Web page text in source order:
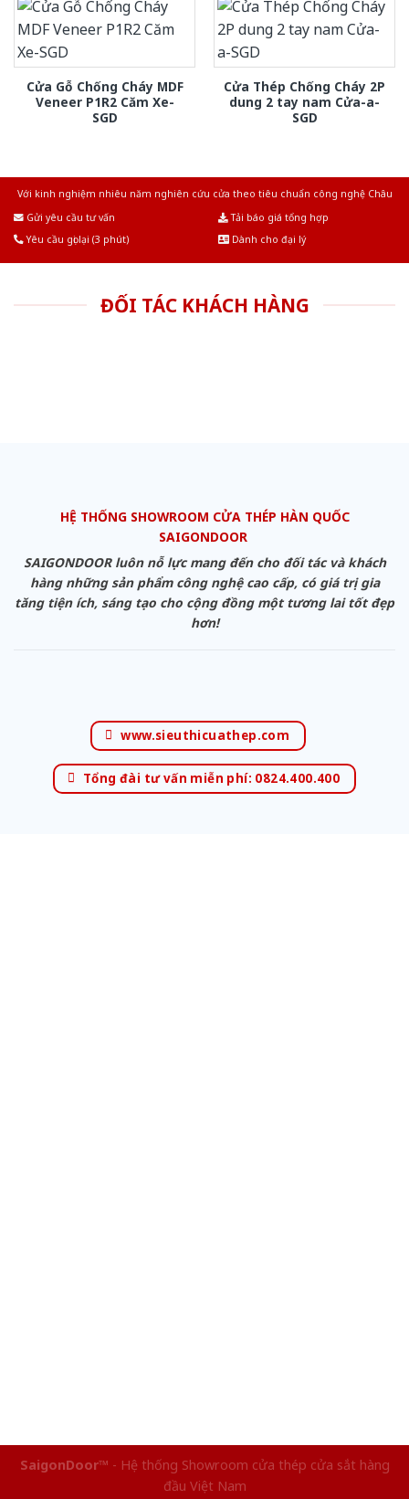
Cửa Gỗ Chống Cháy MDF
Veneer P1R2 Căm Xe-
SGD
Cửa Thép Chống Cháy 2P
dung 2 tay nam Cửa-a-
SGD
Với kinh nghiệm nhiêu năm nghiên cứu cửa theo tiêu chuẩn công nghệ Châu
Gửi yêu cầu tư vấn
Tải báo giá tổng hợp
Yêu cầu gọi lại (3 phút)
Dành cho đại lý
ĐỐI TÁC KHÁCH HÀNG
HỆ THỐNG SHOWROOM CỬA THÉP HÀN QUỐC
SAIGONDOOR
SAIGONDOOR luôn nỗ lực mang đến cho đối tác và khách
hàng những sản phẩm công nghệ cao cấp, có giá trị gia
tăng tiện ích, sáng tạo cho cộng đồng một tương lai tốt đẹp
hơn!
www.sieuthicuathep.com
Tổng đài tư vấn miễn phí: 0824.400.400
SaigonDoor™ - Hệ thống Showroom cửa thép cửa sắt hàng
đầu Việt Nam